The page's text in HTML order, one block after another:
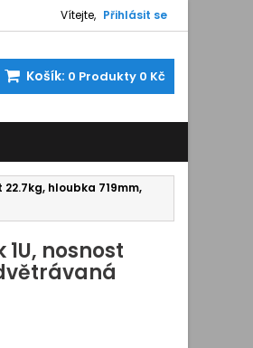
Vítejte, Přihlásit se
Košík: 0 Produkty 0 Kč
hloubka 719mm,
nosnost